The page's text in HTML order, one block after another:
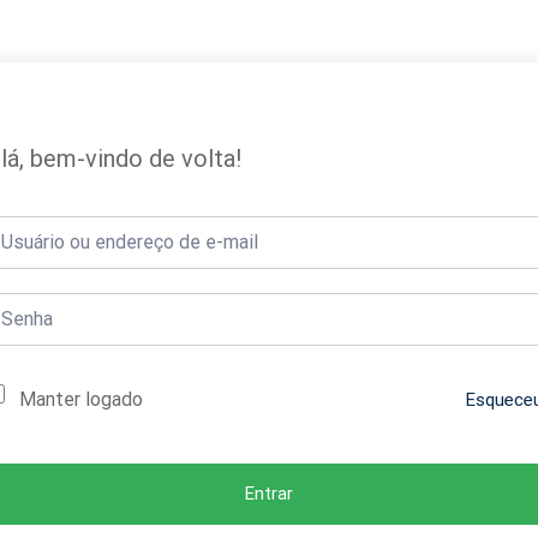
bem-vindo de volta!
Manter logado
Entrar